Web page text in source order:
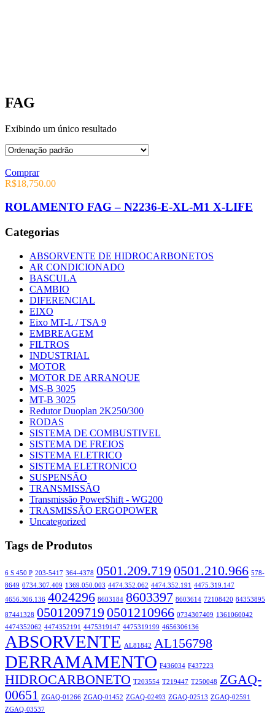
FAG
Exibindo um único resultado
Comprar
R$18,750.00
ROLAMENTO FAG – N2236-E-XL-M1 X-LIFE
Categorias
ABSORVENTE DE HIDROCARBONETOS
AR CONDICIONADO
BASCULA
CAMBIO
DIFERENCIAL
EIXO
Eixo MT-L / TSA 9
EMBREAGEM
FILTROS
INDUSTRIAL
MOTOR
MOTOR DE ARRANQUE
MS-B 3025
MT-B 3025
Redutor Duoplan 2K250/300
RODAS
SISTEMA DE COMBUSTIVEL
SISTEMA DE FREIOS
SISTEMA ELETRICO
SISTEMA ELETRONICO
SUSPENSÃO
TRANSMISSÃO
Transmissão PowerShift - WG200
TRASMISSÃO ERGOPOWER
Uncategorized
Tags de Produtos
6 S 450 P 203-5417 364-4378 0501.209.719 0501.210.966 578-
8649 0734.307.409 1369.050.003 4474.352.062 4474.352.191 4475.319.147
4656.306.136 4024296 8603184 8603397 8603614 72108420 84353895
87441328 0501209719 0501210966 0734307409 1361060042
4474352062 4474352191 4475319147 4475319199 4656306136
ABSORVENTE AL81842 AL156798
DERRAMAMENTO F436034 F437223
HIDROCARBONETO T203554 T219447 T250048 ZGAQ-
00651 ZGAQ-01266 ZGAQ-01452 ZGAQ-02493 ZGAQ-02513 ZGAQ-02591
ZGAQ-03537